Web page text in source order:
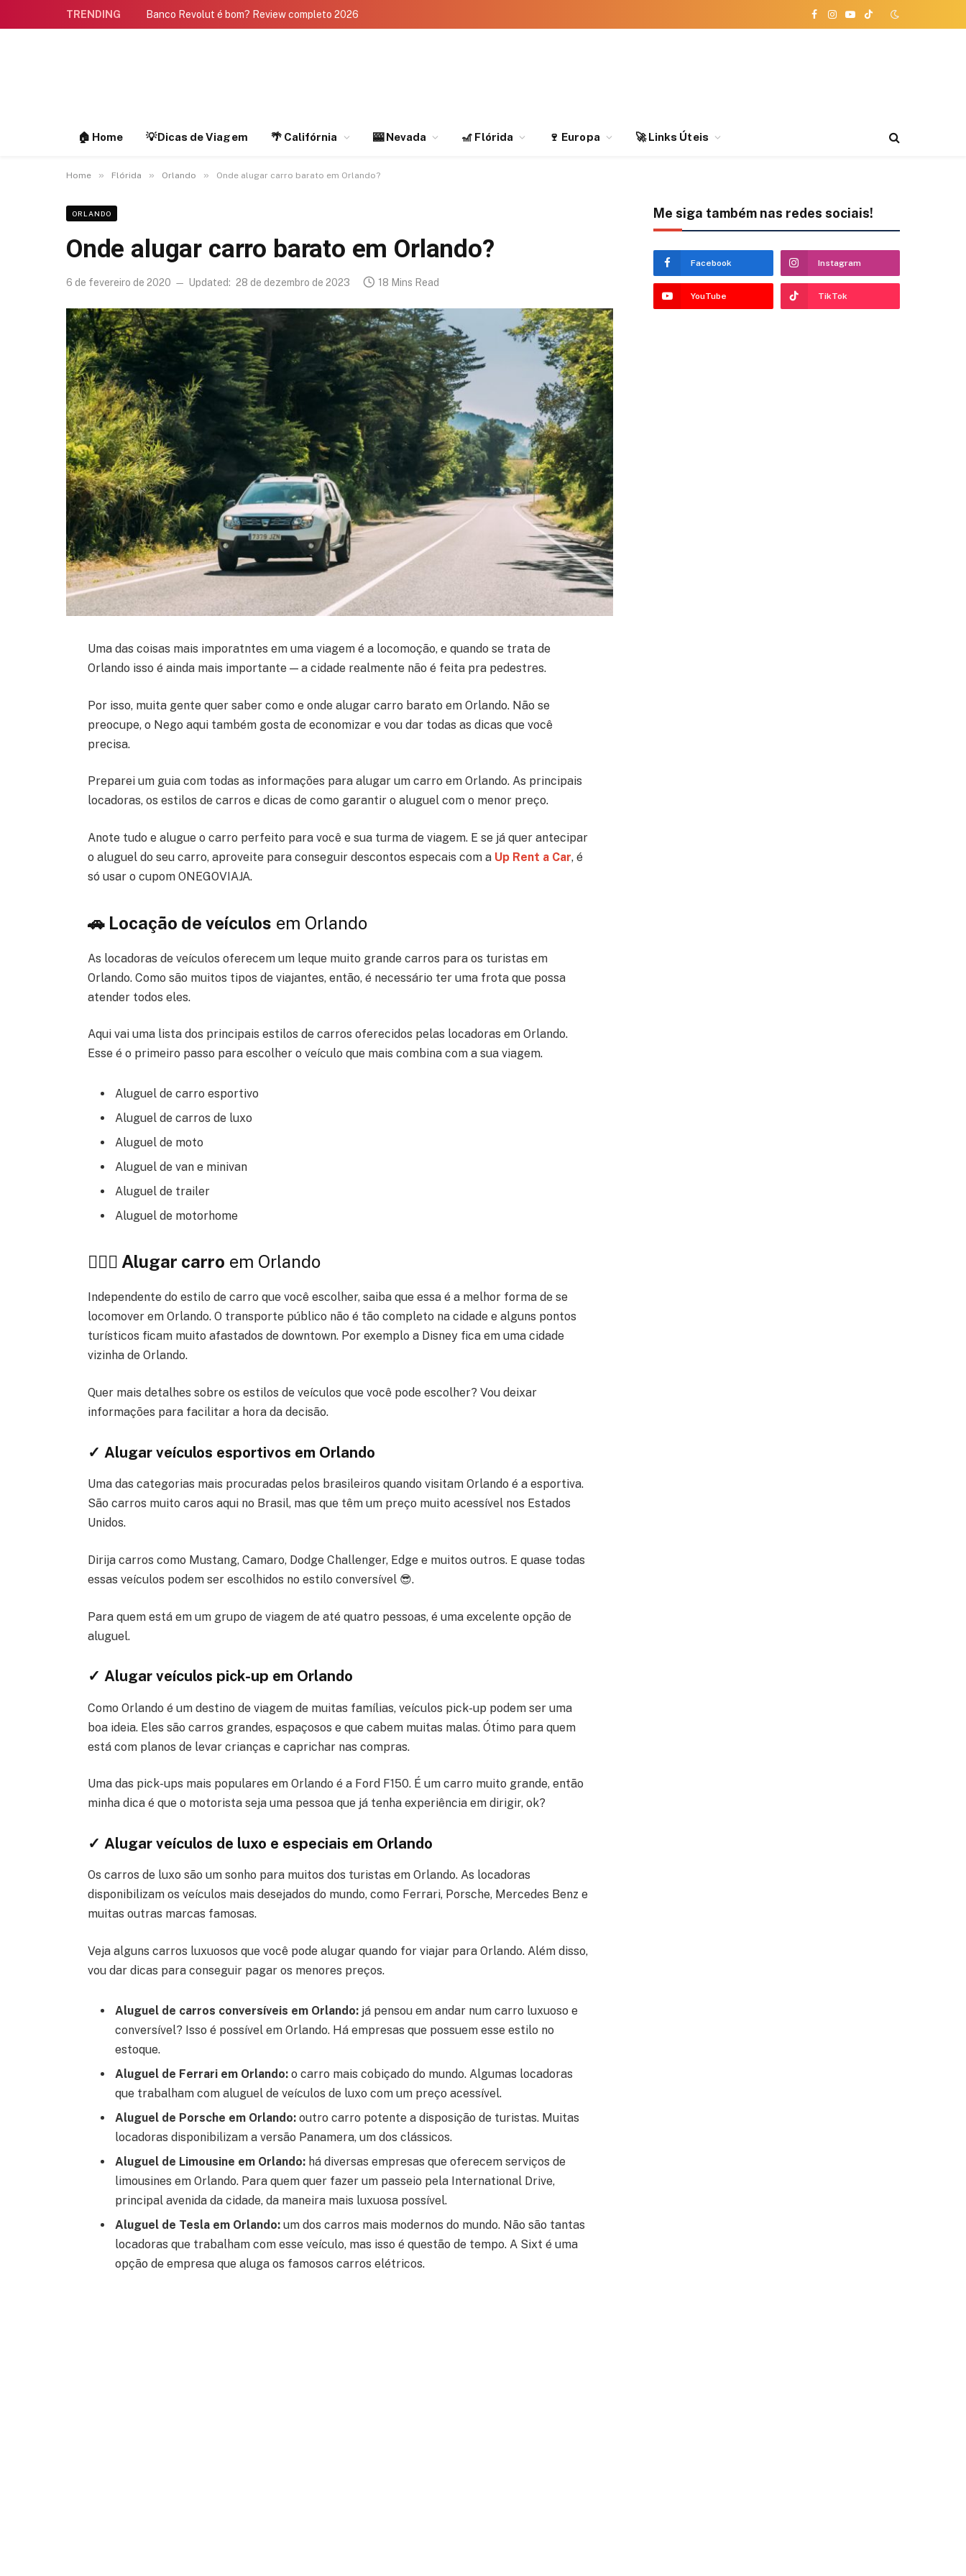
TRENDING Banco Revolut é bom? Review completo 2026
Facebook
Instagram
YouTubeTikTok
🏠 Home 💡Dicas de Viagem 🌴 Califórnia 🎰 Nevada 🎢 Flórida 🍷 Europa 🚀 Links Úteis
Home » Flórida » Orlando » Onde alugar carro barato em Orlando?
ORLANDO
Onde alugar carro barato em Orlando?
6 de fevereiro de 2020 Updated: 28 de dezembro de 2023 18 Mins Read
Uma das coisas mais imporatntes em uma viagem é a locomoção, e quando se trata de
Orlando isso é ainda mais importante — a cidade realmente não é feita pra pedestres.
Por isso, muita gente quer saber como e onde alugar carro barato em Orlando. Não se
preocupe, o Nego aqui também gosta de economizar e vou dar todas as dicas que você
precisa.
Preparei um guia com todas as informações para alugar um carro em Orlando. As principais
locadoras, os estilos de carros e dicas de como garantir o aluguel com o menor preço.
Anote tudo e alugue o carro perfeito para você e sua turma de viagem. E se já quer antecipar
o aluguel do seu carro, aproveite para conseguir descontos especais com a Up Rent a Car, é
só usar o cupom ONEGOVIAJA.
🚗 Locação de veículos em Orlando
As locadoras de veículos oferecem um leque muito grande carros para os turistas em
Orlando. Como são muitos tipos de viajantes, então, é necessário ter uma frota que possa
atender todos eles.
Aqui vai uma lista dos principais estilos de carros oferecidos pelas locadoras em Orlando.
Esse é o primeiro passo para escolher o veículo que mais combina com a sua viagem.
Aluguel de carro esportivo
Aluguel de carros de luxo
Aluguel de moto
Aluguel de van e minivan
Aluguel de trailer
Aluguel de motorhome
🙆🏾‍♂️ Alugar carro em Orlando
Independente do estilo de carro que você escolher, saiba que essa é a melhor forma de se
locomover em Orlando. O transporte público não é tão completo na cidade e alguns pontos
turísticos ficam muito afastados de downtown. Por exemplo a Disney fica em uma cidade
vizinha de Orlando.
Quer mais detalhes sobre os estilos de veículos que você pode escolher? Vou deixar
informações para facilitar a hora da decisão.
✓ Alugar veículos esportivos em Orlando
Uma das categorias mais procuradas pelos brasileiros quando visitam Orlando é a esportiva.
São carros muito caros aqui no Brasil, mas que têm um preço muito acessível nos Estados
Unidos.
Dirija carros como Mustang, Camaro, Dodge Challenger, Edge e muitos outros. E quase todas
essas veículos podem ser escolhidos no estilo conversível 😎.
Para quem está em um grupo de viagem de até quatro pessoas, é uma excelente opção de
aluguel.
✓ Alugar veículos pick-up em Orlando
Como Orlando é um destino de viagem de muitas famílias, veículos pick-up podem ser uma
boa ideia. Eles são carros grandes, espaçosos e que cabem muitas malas. Ótimo para quem
está com planos de levar crianças e caprichar nas compras.
Uma das pick-ups mais populares em Orlando é a Ford F150. É um carro muito grande, então
minha dica é que o motorista seja uma pessoa que já tenha experiência em dirigir, ok?
✓ Alugar veículos de luxo e especiais em Orlando
Os carros de luxo são um sonho para muitos dos turistas em Orlando. As locadoras
disponibilizam os veículos mais desejados do mundo, como Ferrari, Porsche, Mercedes Benz e
muitas outras marcas famosas.
Veja alguns carros luxuosos que você pode alugar quando for viajar para Orlando. Além disso,
vou dar dicas para conseguir pagar os menores preços.
Aluguel de carros conversíveis em Orlando: já pensou em andar num carro luxuoso e
conversível? Isso é possível em Orlando. Há empresas que possuem esse estilo no
estoque.
Aluguel de Ferrari em Orlando: o carro mais cobiçado do mundo. Algumas locadoras
que trabalham com aluguel de veículos de luxo com um preço acessível.
Aluguel de Porsche em Orlando: outro carro potente a disposição de turistas. Muitas
locadoras disponibilizam a versão Panamera, um dos clássicos.
Aluguel de Limousine em Orlando: há diversas empresas que oferecem serviços de
limousines em Orlando. Para quem quer fazer um passeio pela International Drive,
principal avenida da cidade, da maneira mais luxuosa possível.
Aluguel de Tesla em Orlando: um dos carros mais modernos do mundo. Não são tantas
locadoras que trabalham com esse veículo, mas isso é questão de tempo. A Sixt é uma
opção de empresa que aluga os famosos carros elétricos.
Me siga também nas redes sociais!
Facebook Instagram
YouTube TikTok